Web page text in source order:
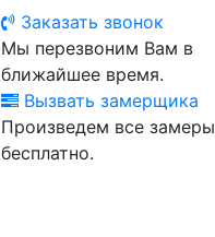
Заказать звонок
Мы перезвоним Вам в
ближайшее время.
Вызвать замерщика
Произведем все замеры
бесплатно.